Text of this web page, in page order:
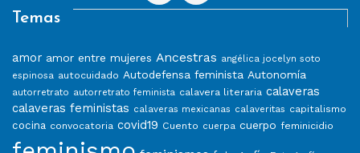
Temas
amor amor entre mujeres Ancestras angélica jocelyn soto
espinosa autocuidado Autodefensa feminista Autonomía
autorretrato autorretrato feminista calavera literaria calaveras
calaveras feministas calaveras mexicanas calaveritas capitalismo
cocina convocatoria covid19 Cuento cuerpa cuerpo feminicidio